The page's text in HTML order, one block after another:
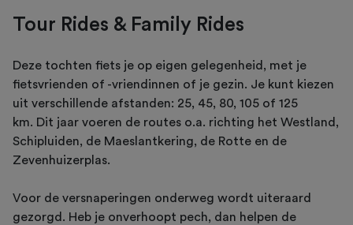
Tour Rides & Family Rides
Deze tochten fiets je op eigen gelegenheid, met je
fietsvrienden of -vriendinnen of je gezin. Je kunt kiezen
uit verschillende afstanden: 25, 45, 80, 105 of 125
km. Dit jaar voeren de routes o.a. richting het Westland,
Schipluiden, de Maeslantkering, de Rotte en de
Zevenhuizerplas.
Voor de versnaperingen onderweg wordt uiteraard
gezorgd. Heb je onverhoopt pech, dan helpen de